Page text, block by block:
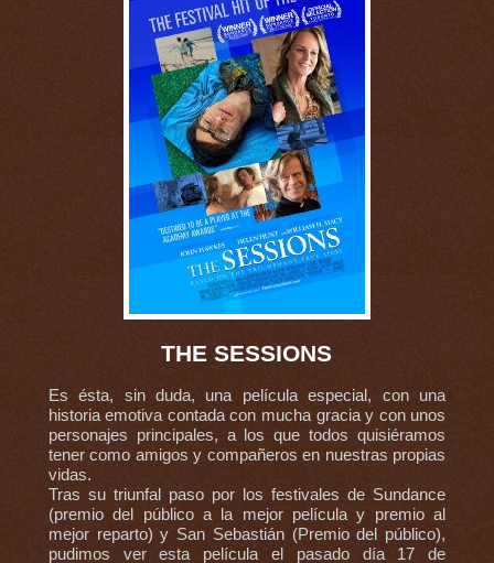
THE SESSIONS
Es ésta, sin duda, una película especial, con una
historia emotiva contada con mucha gracia y con unos
personajes principales, a los que todos quisiéramos
tener como amigos y compañeros en nuestras propias
vidas.
Tras su triunfal paso por los festivales de Sundance
(premio del público a la mejor película y premio al
mejor reparto) y San Sebastián (Premio del público),
pudimos ver esta película el pasado día 17 de